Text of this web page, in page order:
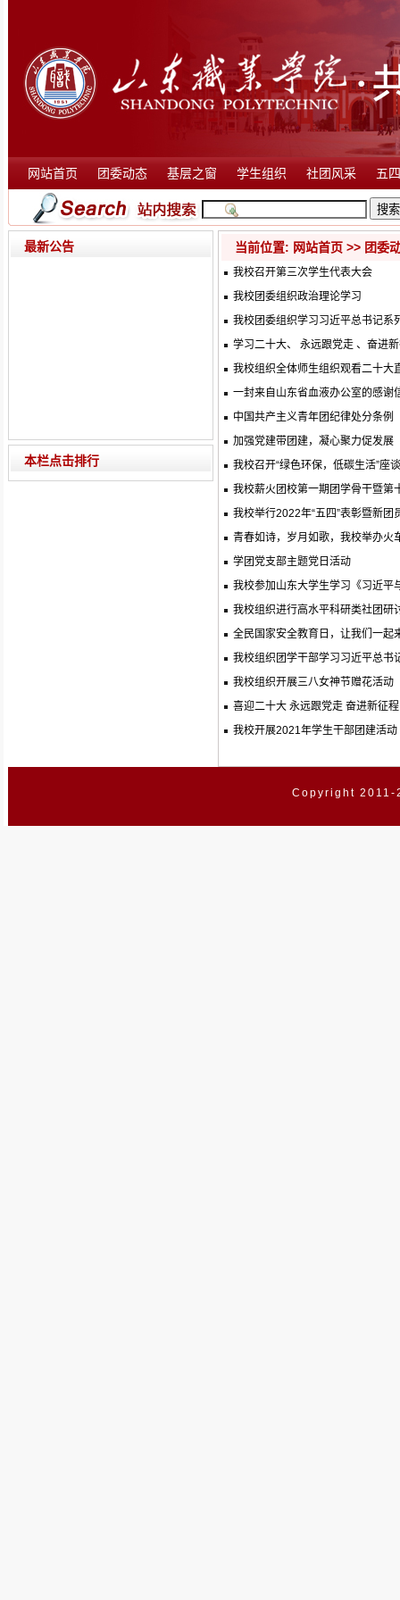
网站首页 团委动态 基层之窗 学生组织 社团风采 五
最新公告
本栏点击排行
当前位置: 网站首页 >> 团委
我校召开第三次学生代表大会
我校团委组织政治理论学习
我校团委组织学习习近平总书记系
学习二十大、 永远跟党走 、奋进
我校组织全体师生组织观看二十大
一封来自山东省血液办公室的感谢
中国共产主义青年团纪律处分条例
加强党建带团建，凝心聚力促发展
我校召开“绿色环保，低碳生活”座
我校薪火团校第一期团学骨干暨第
我校举行2022年“五四”表彰暨新团
青春如诗，岁月如歌，我校举办火
学团党支部主题党日活动
我校参加山东大学生学习《习近平
我校组织进行高水平科研类社团研
全民国家安全教育日，让我们一起
我校组织团学干部学习习近平总书
我校组织开展三八女神节赠花活动
喜迎二十大 永远跟党走 奋进新征程
我校开展2021年学生干部团建活动
Copyright 2011-